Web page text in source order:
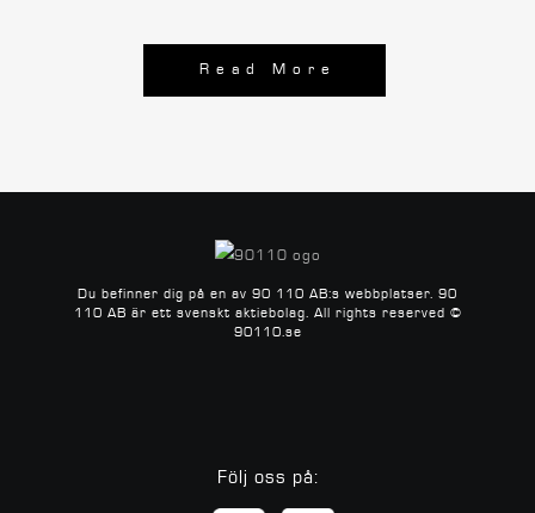
Read More
Du befinner dig på en av 90 110 AB:s webbplatser. 90
110 AB är ett svenskt aktiebolag. All rights reserved ©
90110.se
Följ oss på: